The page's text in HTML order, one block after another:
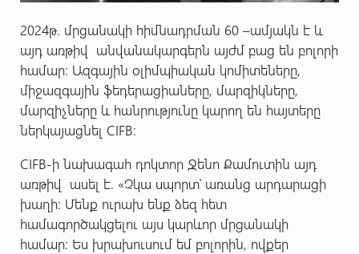
2024թ. մրցանակի հիմնադրման 60 –ամյակն է և
այդ առթիվ անվանակարգերն այժմ բաց են բոլորի
համար: Ազգային օլիմպիական կոմիտեները,
միջազգային ֆեդերացիաները, մարզիկները,
մարզիչները և հանրությունը կարող են հայտերը
ներկայացնել CIFB:
CIFB-ի նախագահ դոկտոր Ջենո Քամուտին այդ
առթիվ ասել է. «Չկա սպորտ՝ առանց արդարացի
խաղի: Մենք ուրախ ենք ձեզ հետ
համագործակցելու այս կարևոր մրցանակի
համար: Ես խրախուսում եմ բոլորին, ովքեր